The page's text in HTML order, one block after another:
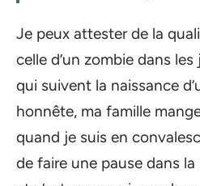
Je peux attester de la
celle d’un zombie dans
qui suivent la naissance
honnête, ma famille
quand je suis en
de faire une pause dans